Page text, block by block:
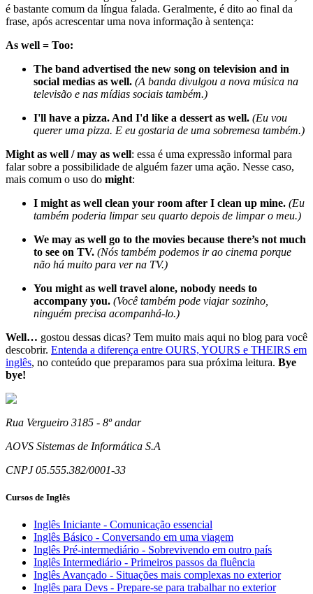
é bastante comum da língua falada. Geralmente, é dito ao final da
frase, após acrescentar uma nova informação à sentença:
As well = Too:
The band advertised the new song on television and in
social medias as well. (A banda divulgou a nova música na
televisão e nas mídias sociais também.)
I'll have a pizza. And I'd like a dessert as well. (Eu vou
querer uma pizza. E eu gostaria de uma sobremesa também.)
Might as well / may as well: essa é uma expressão informal para
falar sobre a possibilidade de alguém fazer uma ação. Nesse caso,
mais comum o uso do might:
I might as well clean your room after I clean up mine. (Eu
também poderia limpar seu quarto depois de limpar o meu.)
We may as well go to the movies because there’s not much
to see on TV. (Nós também podemos ir ao cinema porque
não há muito para ver na TV.)
You might as well travel alone, nobody needs to
accompany you. (Você também pode viajar sozinho,
ninguém precisa acompanhá-lo.)
Well… gostou dessas dicas? Tem muito mais aqui no blog para você
descobrir. Entenda a diferença entre OURS, YOURS e THEIRS em
inglês, no conteúdo que preparamos para sua próxima leitura. Bye
bye!
Rua Vergueiro 3185 - 8º andar
AOVS Sistemas de Informática S.A
CNPJ 05.555.382/0001-33
Cursos de Inglês
Inglês Iniciante - Comunicação essencial
Inglês Básico - Conversando em uma viagem
Inglês Pré-intermediário - Sobrevivendo em outro país
Inglês Intermediário - Primeiros passos da fluência
Inglês Avançado - Situações mais complexas no exterior
Inglês para Devs - Prepare-se para trabalhar no exterior